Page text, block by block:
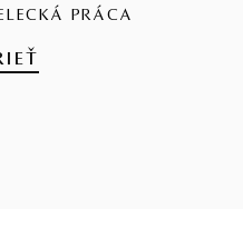
PRÁCA